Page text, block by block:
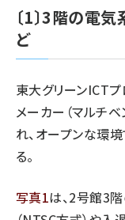
〔1〕3階の電
ど
東大グリーンICTプ
メーカー（マルチ
れ、オープンな環
る。
写真1は、2号館3